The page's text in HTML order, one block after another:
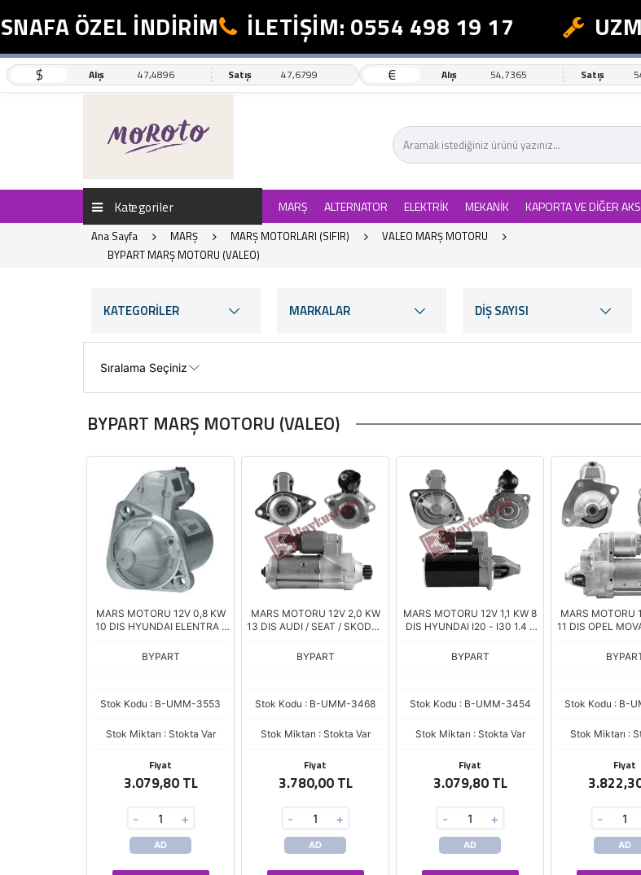
ÖZEL İNDİRİM İLETİŞİM: 0554 498 19 17 UZMAN
$ Alış 47,4896 Satış 47,6799 € Alış 54,7365 Satış
Kategoriler MARŞ ALTERNATOR ELEKTRİK MEKANİK KAPORTA VE DİĞER
Ana Sayfa MARŞ MARŞ MOTORLARI (SIFIR)
VALEO MARŞ MOTORU
BYPART MARŞ MOTORU (VALEO)
KATEGORİLER MARKALAR DİŞ SAYISI
BYPART MARŞ MOTORU (VALEO)
MARS MOTORU 12V 0,8 KW
10 DIS HYUNDAI ELENTRA -
(36100-2B510)
BYPART
Stok Kodu : B-UMM-3553
Stok Miktarı : Stokta Var
Fiyat
3.079,80 TL
- +
AD
MARS MOTORU 12V 2,0 KW
13 DIS AUDI / SEAT / SKODA /
TRANSPORTER - TOURAN
BYPART
Stok Kodu : B-UMM-3468
Stok Miktarı : Stokta Var
Fiyat
3.780,00 TL
- +
AD
MARS MOTORU 12V 1,1 KW 8
DIS HYUNDAI I20 - I30 1.4 -
SOUL 1.6 (36100-2B100)
BYPART
Stok Kodu : B-UMM-3454
Stok Miktarı : Stokta Var
Fiyat
3.079,80 TL
- +
AD
MARS MOTORU
11 DIS OPEL
Stok Kodu : B-
Stok Miktarı :
Fiyat
-
AD